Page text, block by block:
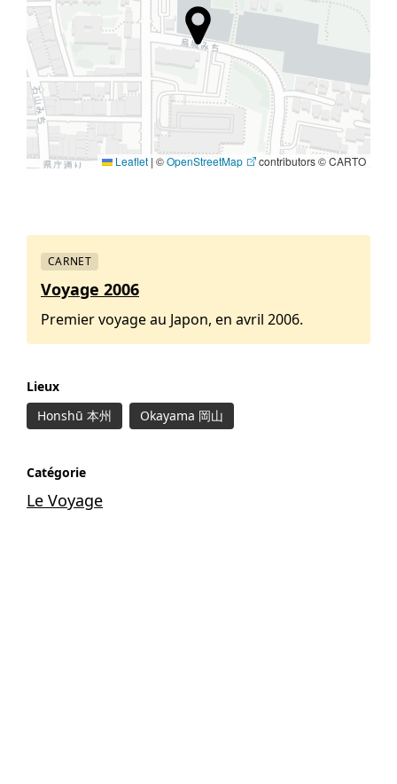
Leaflet | ©OpenStreetMap contributors © CARTO
CARNET
Voyage 2006
Premier voyage au Japon, en avril 2006.
Lieux
Honshū 本州
Okayama 岡山
Catégorie
Le Voyage